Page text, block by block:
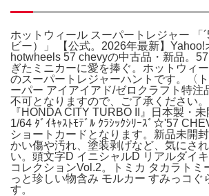
ホットウィール スーパートレジャー 「
ビー）」 【公式。2026年最新】Yahoo!
hotwheels 57 chevyの中古品・新品。
ぎたミニカーに愛を捧ぐ。ホットウィ
のスーパートレジャーハントです。〈
ーパー アイアイアド/ゼロクラフト特注
不可となりますので、ご了承ください。
『HONDA CITY TURBO II』日本製・未
1/64 ﾀﾞｲｷｬｽﾄﾓﾃﾞﾙ ｸﾗｼｯｸｼﾘｰｽﾞ☆'57
ショートカードとなります。新品未開
かい傷や汚れ、塗装剥げなど、気にさ
い。頭文字D イニシャルD リアルダイ
コレクションVol.2。トミカ タカラトミ
っと珍しい物含み モルカー すみっコぐ
す。